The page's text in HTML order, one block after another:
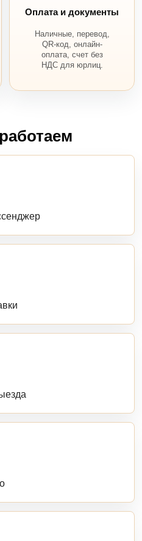
Оплата и документы
Наличные, перевод,
QR-код, онлайн-
оплата, счет без
НДС для юрлиц.